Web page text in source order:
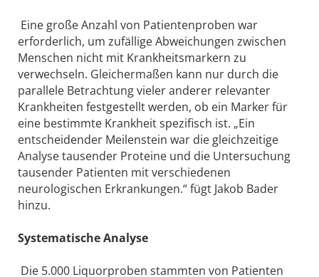
Eine große Anzahl von Patientenproben war
erforderlich, um zufällige Abweichungen zwischen
Menschen nicht mit Krankheitsmarkern zu
verwechseln. Gleichermaßen kann nur durch die
parallele Betrachtung vieler anderer relevanter
Krankheiten festgestellt werden, ob ein Marker für
eine bestimmte Krankheit spezifisch ist. „Ein
entscheidender Meilenstein war die gleichzeitige
Analyse tausender Proteine und die Untersuchung
tausender Patienten mit verschiedenen
neurologischen Erkrankungen.“ fügt Jakob Bader
hinzu.
Systematische Analyse
Die 5.000 Liquorproben stammten von Patienten